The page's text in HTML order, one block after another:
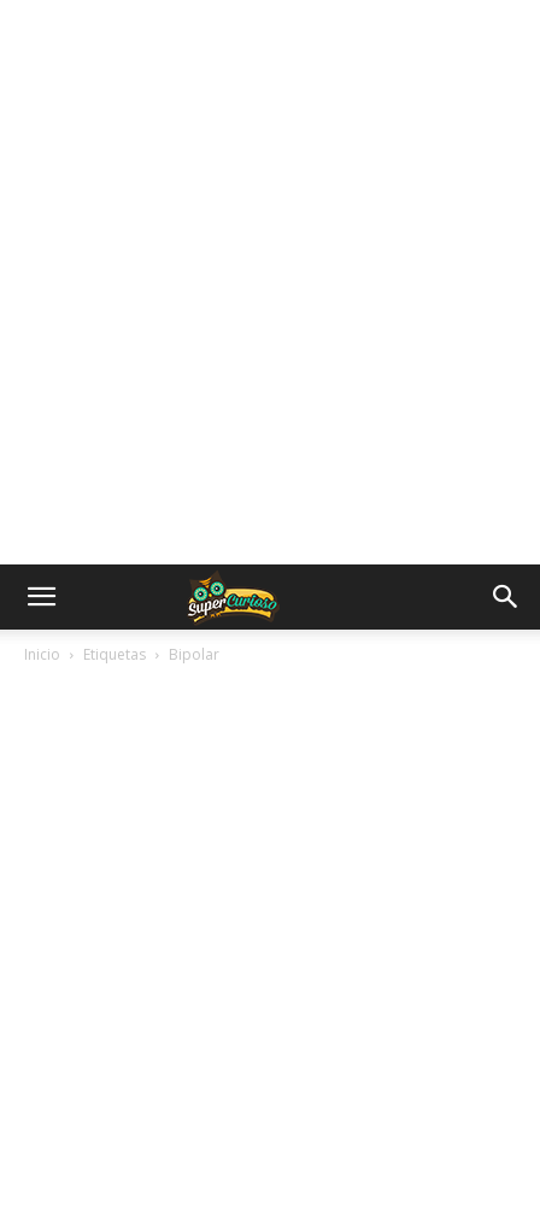
Inicio Etiquetas Bipolar